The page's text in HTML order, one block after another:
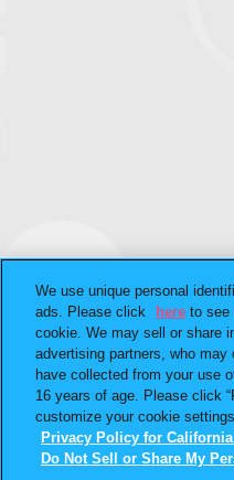
We use unique personal
ads. Please click
here to see
cookie. We may sell or share
advertising partners, who
have collected from your use
16 years of age. Please click
customize your cookie
Privacy Policy for
Do Not Sell or Share My